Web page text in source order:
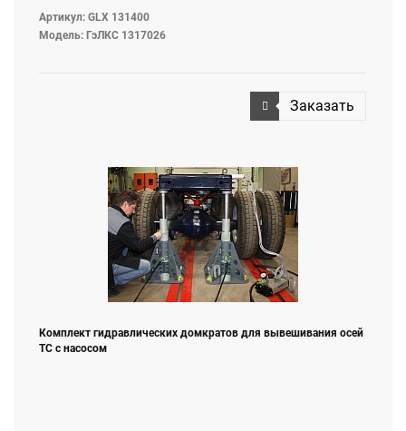
Артикул: GLX 131400
Модель: ГэЛКС 1317026
Заказать
Комплект гидравлических домкратов для вывешивания осей
ТС с насосом